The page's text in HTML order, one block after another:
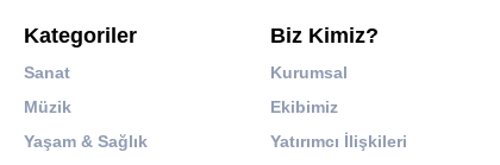
Kategoriler
Sanat
Müzik
Yaşam & Sağlık
Biz Kimiz?
Kurumsal
Ekibimiz
Yatırımcı İlişkileri